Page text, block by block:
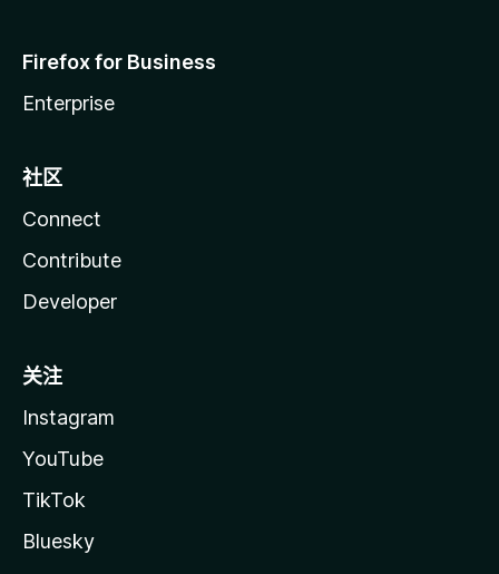
Firefox for Business
Enterprise
社区
Connect
Contribute
Developer
关注
Instagram
YouTube
TikTok
Bluesky